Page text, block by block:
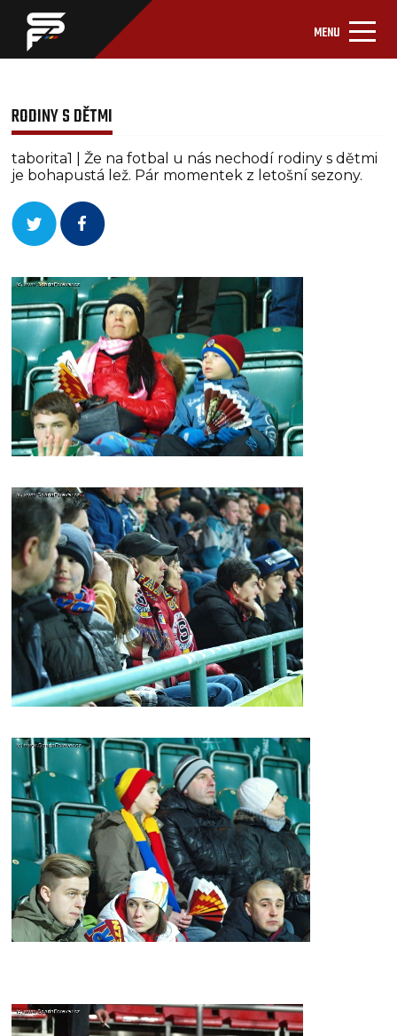
MENU
RODINY S DĚTMI
taborita1 | Že na fotbal u nás nechodí rodiny s dětmi
je bohapustá lež. Pár momentek z letošní sezony.